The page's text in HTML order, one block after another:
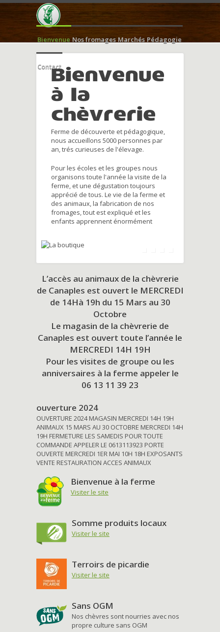
Bienvenue Nos fromages Marchés Pédagogie
ContactBienvenue
à la
chèvrerie
Ferme de découverte et pédagogique,
nous accueillons 5000 personnes par
an, trés curieuses de l'élevage.
Pour les écoles et les groupes nous
organisons toute l'année la visite de la
ferme, et une dégustation toujours
apprécié de tous. Le vie de la ferme et
des animaux, la fabrication de nos
fromages, tout est expliqué et les
enfants apprennent énormément
L’accès au animaux de la chèvrerie
de Canaples est ouvert le MERCREDI
de 14Hà 19h du 15 Mars au 30
Octobre
Le magasin de la chèvrerie de
Canaples est ouvert toute l’année le
MERCREDI 14H 19H
Pour les visites de groupe ou les
anniversaires à la ferme appeler le
06 13 11 39 23
ouverture 2024
OUVERTURE 2024 MAGASIN MERCREDI 14H 19H
ANIMAUX 15 MARS AU 30 OCTOBRE MERCREDI 14H
19H FERMETURE LES SAMEDIS POUR TOUTE
COMMANDE APPELER LE 0613113923 PORTE
OUVERTE MERCREDI 1ER MAI 10H 18H EXPOSANTS
VENTE RESTAURATION ACCES ANIMAUX
Bienvenue à la ferme
Visiter le site
Somme produits locaux
Visiter le site
Terroirs de picardie
Visiter le site
Sans OGM
Nos chèvres sont nourries avec nos
propre culture sans OGM